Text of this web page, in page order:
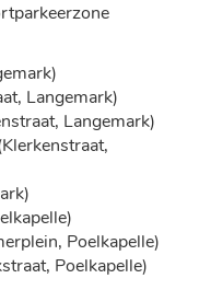
Langemark)
Langemark)
Poelkapelle)
Poelkapelle)